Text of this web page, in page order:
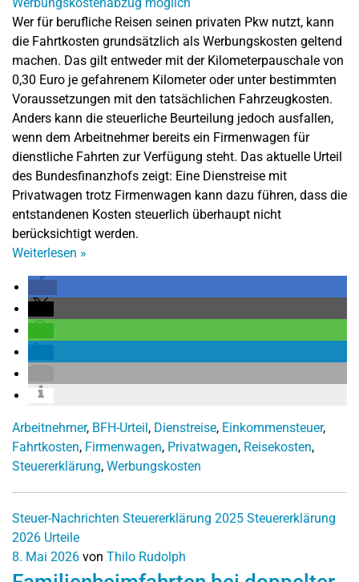
Wer für berufliche Reisen seinen privaten Pkw nutzt, kann
die Fahrtkosten grundsätzlich als Werbungskosten geltend
machen. Das gilt entweder mit der Kilometerpauschale von
0,30 Euro je gefahrenem Kilometer oder unter bestimmten
Voraussetzungen mit den tatsächlichen Fahrzeugkosten.
Anders kann die steuerliche Beurteilung jedoch ausfallen,
wenn dem Arbeitnehmer bereits ein Firmenwagen für
dienstliche Fahrten zur Verfügung steht. Das aktuelle Urteil
des Bundesfinanzhofs zeigt: Eine Dienstreise mit
Privatwagen trotz Firmenwagen kann dazu führen, dass die
entstandenen Kosten steuerlich überhaupt nicht
berücksichtigt werden.
Weiterlesen »
Arbeitnehmer, BFH-Urteil, Dienstreise, Einkommensteuer,
Fahrtkosten, Firmenwagen, Privatwagen, Reisekosten,
Steuererklärung, Werbungskosten
Steuer-Nachrichten Steuererklärung 2025 Steuererklärung
2026 Urteile
8. Mai 2026 von Thilo Rudolph